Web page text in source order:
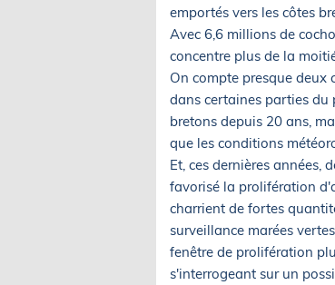
emportés vers les côtes
Avec 6,6 millions de
concentre plus de la
On compte presque deux
dans certaines parties du
bretons depuis 20 ans,
que les conditions
Et, ces dernières années,
favorisé la prolifération
charrient de fortes
surveillance marées
fenêtre de prolifération
s'interrogeant sur un